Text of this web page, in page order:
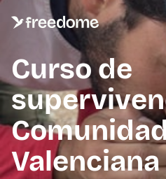
Curso de
Valenciana